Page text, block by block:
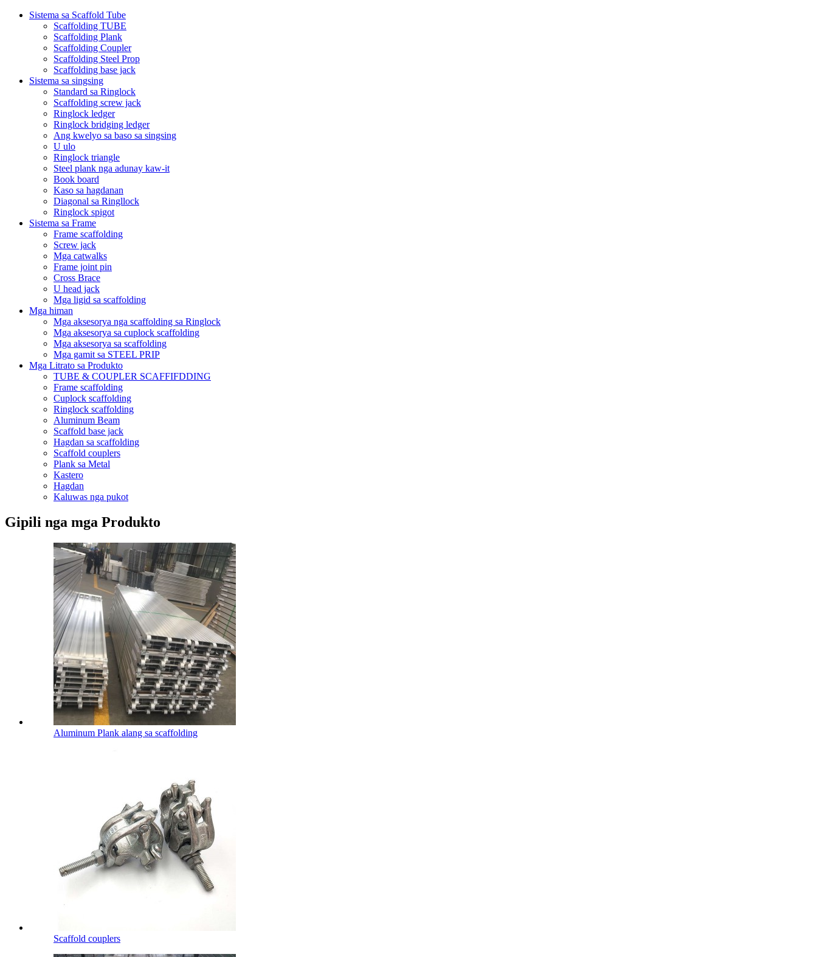
Sistema sa Scaffold Tube
Scaffolding TUBE
Scaffolding Plank
Scaffolding Coupler
Scaffolding Steel Prop
Scaffolding base jack
Sistema sa singsing
Standard sa Ringlock
Scaffolding screw jack
Ringlock ledger
Ringlock bridging ledger
Ang kwelyo sa baso sa singsing
U ulo
Ringlock triangle
Steel plank nga adunay kaw-it
Book board
Kaso sa hagdanan
Diagonal sa Ringllock
Ringlock spigot
Sistema sa Frame
Frame scaffolding
Screw jack
Mga catwalks
Frame joint pin
Cross Brace
U head jack
Mga ligid sa scaffolding
Mga himan
Mga aksesorya nga scaffolding sa Ringlock
Mga aksesorya sa cuplock scaffolding
Mga aksesorya sa scaffolding
Mga gamit sa STEEL PRIP
Mga Litrato sa Produkto
TUBE & COUPLER SCAFFIFDDING
Frame scaffolding
Cuplock scaffolding
Ringlock scaffolding
Aluminum Beam
Scaffold base jack
Hagdan sa scaffolding
Scaffold couplers
Plank sa Metal
Kastero
Hagdan
Kaluwas nga pukot
Gipili nga mga Produkto
Aluminum Plank alang sa scaffolding
Scaffold couplers